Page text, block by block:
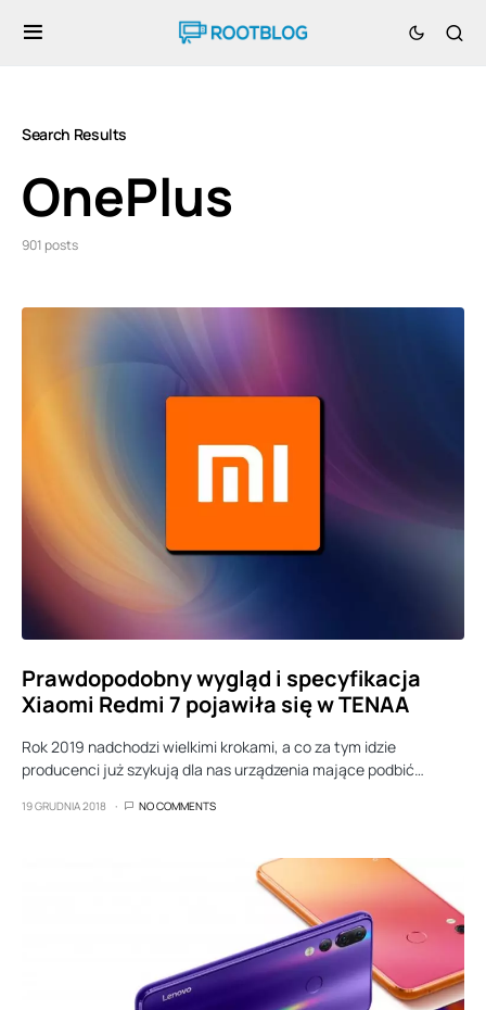
Search Results
OnePlus
901 posts
Prawdopodobny wygląd i specyfikacja
Xiaomi Redmi 7 pojawiła się w TENAA
Rok 2019 nadchodzi wielkimi krokami, a co za tym idzie
producenci już szykują dla nas urządzenia mające podbić…
19 GRUDNIA 2018 NO COMMENTS